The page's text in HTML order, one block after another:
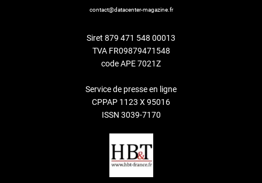
contact@datacenter-magazine.fr
Siret 879 471 548 00013
TVA FR09879471548
code APE 7021Z
Service de presse en ligne
CPPAP 1123 X 95016
ISSN 3039-7170